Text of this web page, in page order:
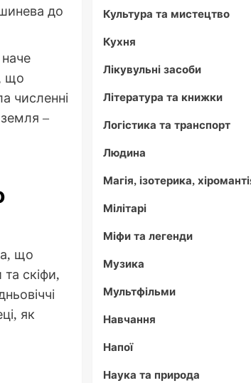
до
що
численні
земля –
що
скіфи,
як
Культура та мистецтво
Кухня
Лікувульні засоби
Література та книжки
Логістика та транспорт
Людина
Магія, ізотерика,
Мілітарі
Міфи та легенди
Музика
Мультфільми
Навчання
Напої
Наука та природа